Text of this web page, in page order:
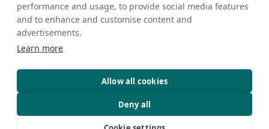
performance and usage, to provide social media features
and to enhance and customise content and
advertisements.
Learn more
Allow all cookies
Deny all
跟我們連絡
版權所有 © 2026. 保留所有權利. 旅遊小秘訣